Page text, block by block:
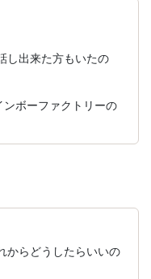
し出来た方もいたの
ボーファクトリーの
からどうしたらいいの